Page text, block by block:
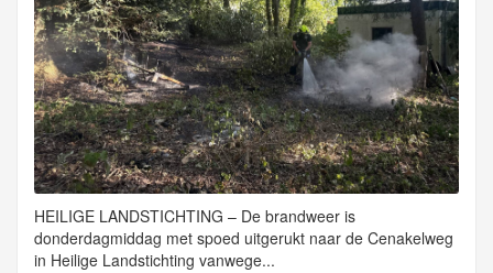
HEILIGE LANDSTICHTING – De brandweer is
donderdagmiddag met spoed uitgerukt naar de Cenakelweg
in Heilige Landstichting vanwege...